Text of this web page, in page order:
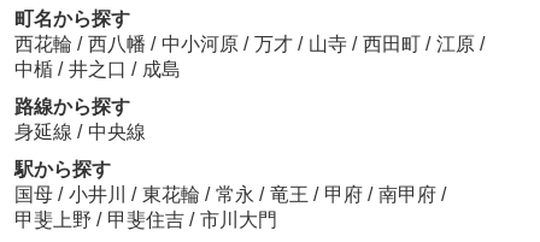
町名から探す
西花輪 / 西八幡 / 中小河原 / 万才 / 山寺 / 西田町 / 江原 /
中楯 / 井之口 / 成島
路線から探す
身延線 / 中央線
駅から探す
国母 / 小井川 / 東花輪 / 常永 / 竜王 / 甲府 / 南甲府 /
甲斐上野 / 甲斐住吉 / 市川大門